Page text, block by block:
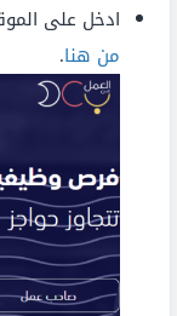
ادخل على
من هنا.